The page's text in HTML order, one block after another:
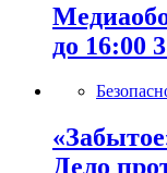
до 16:00
Дело